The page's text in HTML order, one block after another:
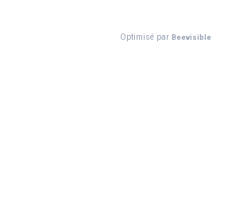
Optimisé par Beevisible